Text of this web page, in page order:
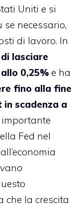
Uniti e si
necessario,
di lavoro. In
lasciare
0,25% e ha
fino alla fine
in scadenza a
Fed nel
che la crescita